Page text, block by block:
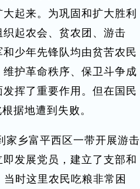
起来。为巩固和扩大胜利
起农会、贫农团、游击
少年先锋队均由贫苦农民
护革命秩序、保卫斗争成
挥了重要作用。但在国民
据地遭到失败。
乡富平西区一带开展游击
发展党员，建立了支部和
时这里农民吃粮非常困